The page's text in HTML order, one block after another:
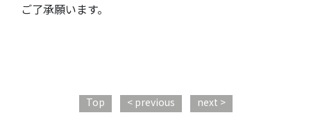
ご了承願います。
Top < previous next >